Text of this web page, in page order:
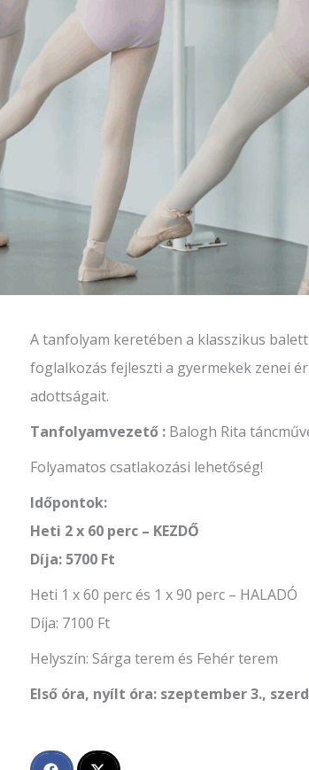
A tanfolyam keretében a klasszikus
foglalkozás fejleszti a gyermekek zenei
adottságait.
Tanfolyamvezető : Balogh Rita
Folyamatos csatlakozási lehetőség!
Időpontok:
Heti 2 x 60 perc – KEZDŐ
Díja: 5700 Ft
Heti 1 x 60 perc és 1 x 90 perc – HALADÓ
Díja: 7100 Ft
Helyszín: Sárga terem és Fehér terem
Első óra, nyílt óra: szeptember 3.,